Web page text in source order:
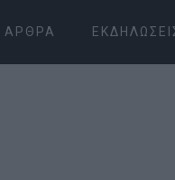
ΆΡΘΡΑ